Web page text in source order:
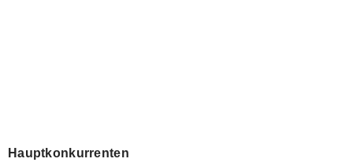
Hauptkonkurrenten